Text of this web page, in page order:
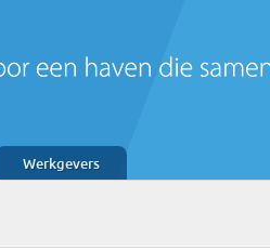
Werkgevers